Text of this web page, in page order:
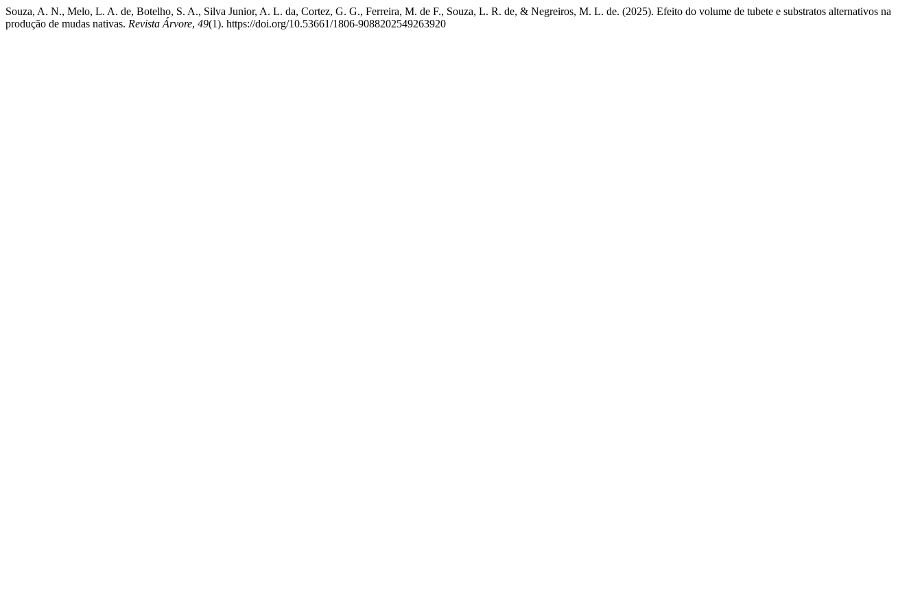
Souza, A. N., Melo, L. A. de, Botelho, S. A., Silva Junior, A. L. da, Cortez, G. G., Ferreira, M. de F., Souza, L. R. de, & Negreiros, M. L. de. (2025). Efeito do volume de tubete e substratos alternativos na
produção de mudas nativas. Revista Árvore, 49(1). https://doi.org/10.53661/1806-9088202549263920